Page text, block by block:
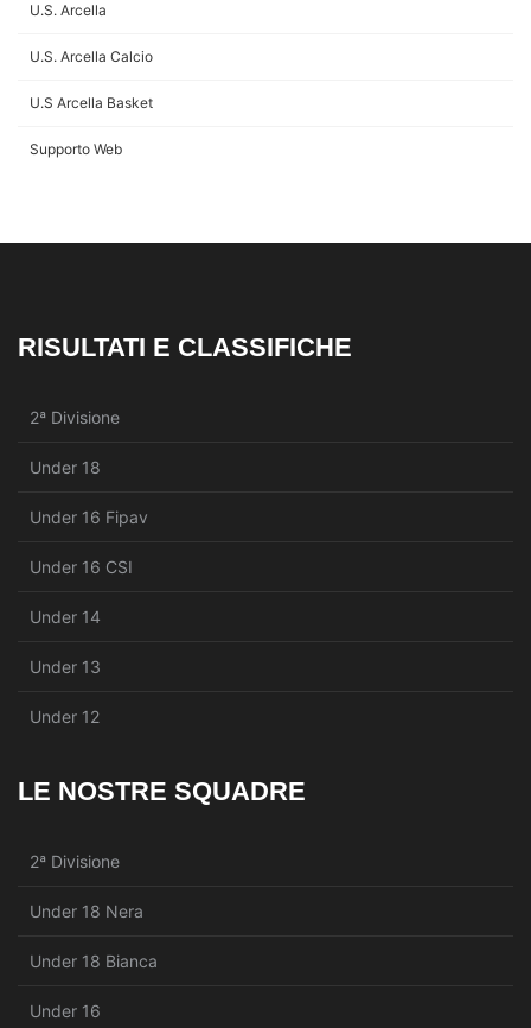
U.S. Arcella
U.S. Arcella Calcio
U.S Arcella Basket
Supporto Web
RISULTATI E CLASSIFICHE
2ª Divisione
Under 18
Under 16 Fipav
Under 16 CSI
Under 14
Under 13
Under 12
LE NOSTRE SQUADRE
2ª Divisione
Under 18 Nera
Under 18 Bianca
Under 16